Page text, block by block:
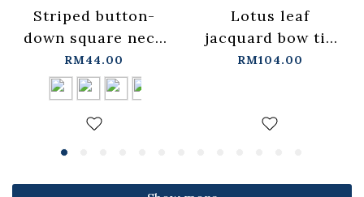
Striped button-
down square neck
bra top, available
in four
colors【01041964】
in stock+pre-order
RM44.00
Lotus leaf
jacquard bow tie
spaghetti strap
in stock+pre-order
RM104.00